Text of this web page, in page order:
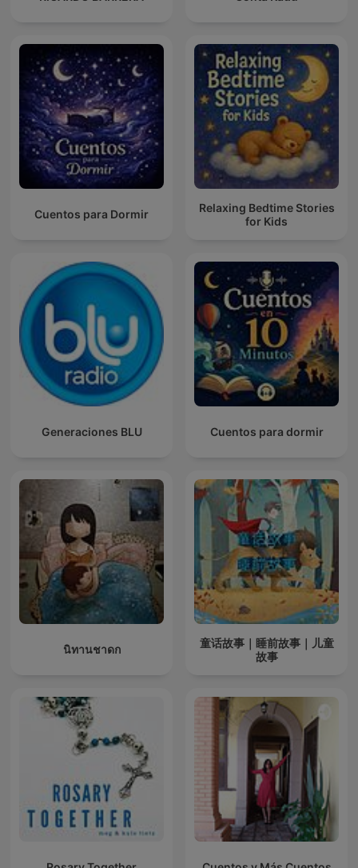
Cuentos para Dormir
Relaxing Bedtime Stories
for Kids
Generaciones BLU Cuentos para dormir
นิทานชาดก
童话故事｜睡前故事｜儿童
故事